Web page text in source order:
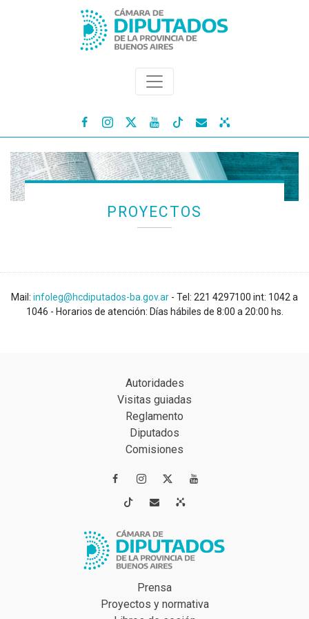
   
PROYECTOS
Mail: infoleg@hcdiputados-ba.gov.ar - Tel: 221 4297100 int: 1042 a
1046 - Horarios de atención: Días hábiles de 8:00 a 20:00 hs.
Autoridades
Visitas guiadas
Reglamento
Diputados
Comisiones
 
 
Prensa
Proyectos y normativa